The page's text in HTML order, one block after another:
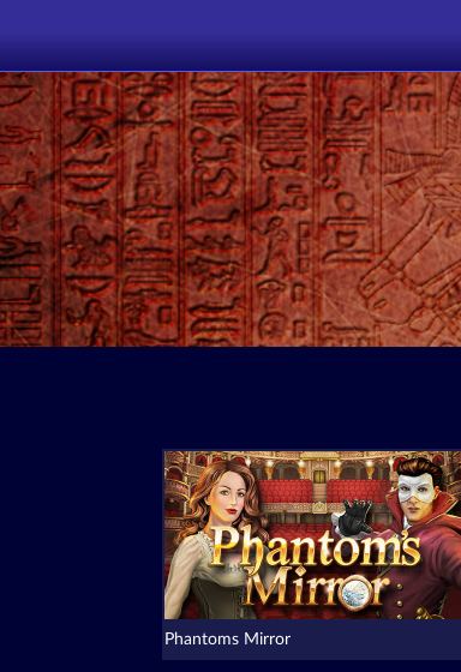
Phantoms Mirror